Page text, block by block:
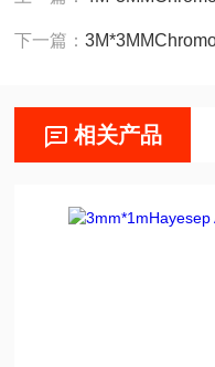
下一篇：
相关产品